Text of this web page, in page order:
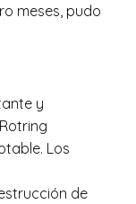
meses, pudo
y
Los
de